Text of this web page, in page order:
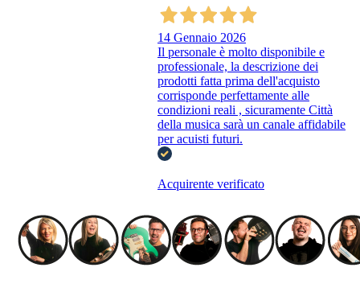
14 Gennaio 2026
Il personale è molto disponibile e
professionale, la descrizione dei
prodotti fatta prima dell'acquisto
corrisponde perfettamente alle
condizioni reali , sicuramente Città
della musica sarà un canale affidabile
per acuisti futuri.
Acquirente verificato